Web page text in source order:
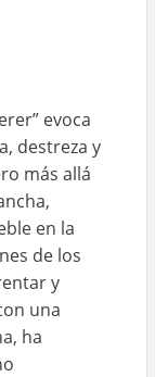
evoca
destreza y
más allá
en la
de los
y
una
ha